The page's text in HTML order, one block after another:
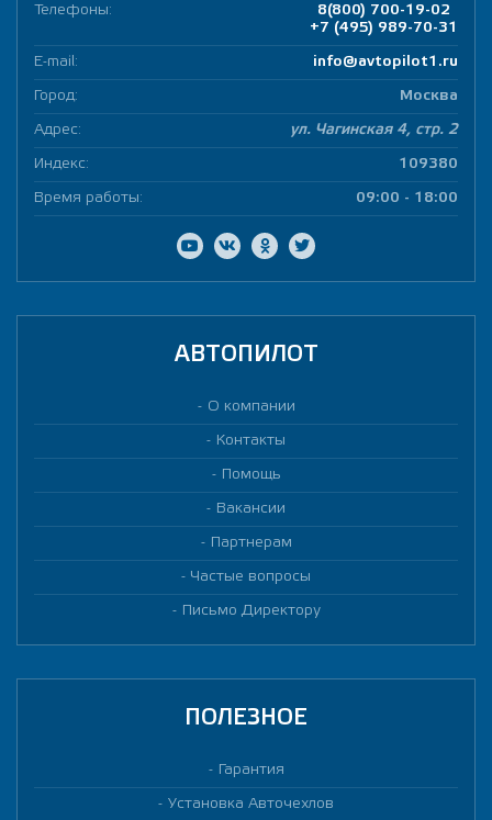
Телефоны:
8(800) 700-19-02
+7 (495) 989-70-31
E-mail: info@avtopilot1.ru
Город: Москва
Адрес: ул. Чагинская 4, стр. 2
Индекс: 109380
Время работы: 09:00 - 18:00
АВТОПИЛОТ
О компании
Контакты
Помощь
Вакансии
Партнерам
Частые вопросы
Письмо Директору
ПОЛЕЗНОЕ
Гарантия
Установка Авточехлов